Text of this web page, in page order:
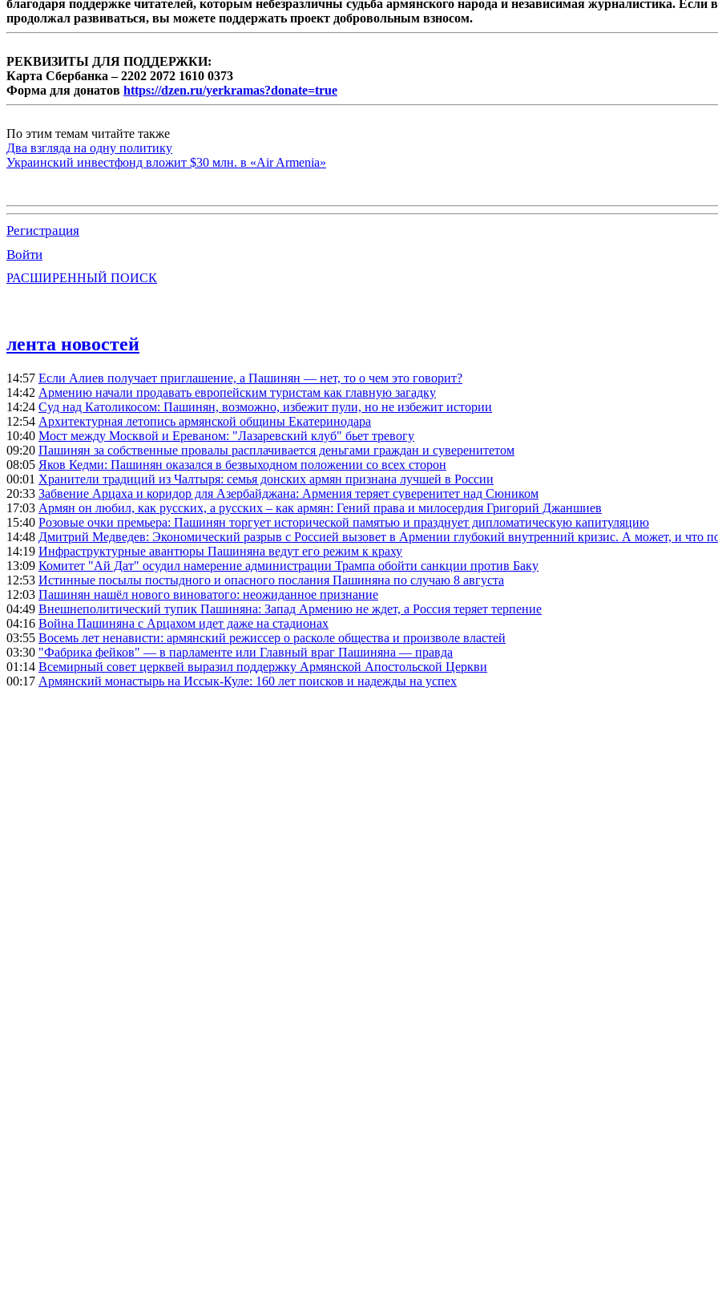
благодаря поддержке читателей, которым небезразличны судьба армянского народа и независимая журналистика.
продолжал развиваться, вы можете поддержать проект добровольным взносом.
РЕКВИЗИТЫ ДЛЯ ПОДДЕРЖКИ:
Карта Сбербанка – 2202 2072 1610 0373
Форма для донатов https://dzen.ru/yerkramas?donate=true
По этим темам читайте также
Два взгляда на одну политику
Украинский инвестфонд вложит $30 млн. в «Air Armenia»
Регистрация
Войти
РАСШИРЕННЫЙ ПОИСК
лента новостей
14:57 Если Алиев получает приглашение, а Пашинян — нет, то о чем это говорит?
14:42 Армению начали продавать европейским туристам как главную загадку
14:24 Суд над Католикосом: Пашинян, возможно, избежит пули, но не избежит истории
12:54 Архитектурная летопись армянской общины Екатеринодара
10:40 Мост между Москвой и Ереваном: "Лазаревский клуб" бьет тревогу
09:20 Пашинян за собственные провалы расплачивается деньгами граждан и суверенитетом
08:05 Яков Кедми: Пашинян оказался в безвыходном положении со всех сторон
00:01 Хранители традиций из Чалтыря: семья донских армян признана лучшей в России
20:33 Забвение Арцаха и коридор для Азербайджана: Армения теряет суверенитет над Сюником
17:03 Армян он любил, как русских, а русских – как армян: Гений права и милосердия Григорий Джаншиев
15:40 Розовые очки премьера: Пашинян торгует исторической памятью и празднует дипломатическую капитуляцию
14:48 Дмитрий Медведев: Экономический разрыв с Россией вызовет в Армении глубокий внутренний кризис. А может, и что
14:19 Инфраструктурные авантюры Пашиняна ведут его режим к краху
13:09 Комитет "Ай Дат" осудил намерение администрации Трампа обойти санкции против Баку
12:53 Истинные посылы постыдного и опасного послания Пашиняна по случаю 8 августа
12:03 Пашинян нашёл нового виноватого: неожиданное признание
04:49 Внешнеполитический тупик Пашиняна: Запад Армению не ждет, а Россия теряет терпение
04:16 Война Пашиняна с Арцахом идет даже на стадионах
03:55 Восемь лет ненависти: армянский режиссер о расколе общества и произволе властей
03:30 "Фабрика фейков" — в парламенте или Главный враг Пашиняна — правда
01:14 Всемирный совет церквей выразил поддержку Армянской Апостольской Церкви
00:17 Армянский монастырь на Иссык-Куле: 160 лет поисков и надежды на успех